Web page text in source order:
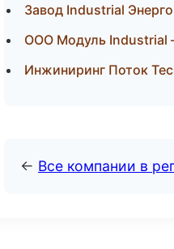
Завод Industrial
ООО Модуль Industrial
Инжиниринг Поток
← Все компании в